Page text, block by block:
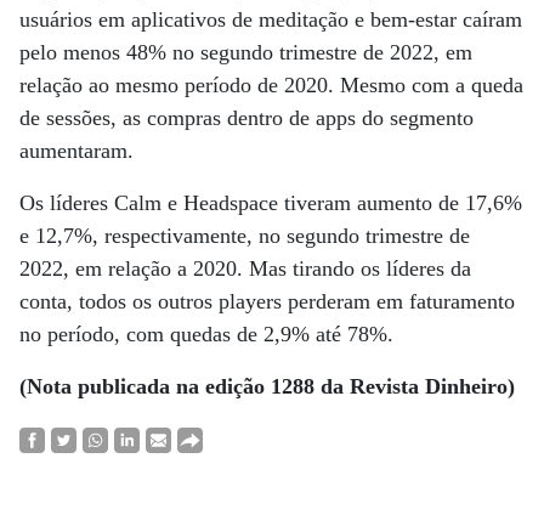
usuários em aplicativos de meditação e bem-estar caíram
pelo menos 48% no segundo trimestre de 2022, em
relação ao mesmo período de 2020. Mesmo com a queda
de sessões, as compras dentro de apps do segmento
aumentaram.
Os líderes Calm e Headspace tiveram aumento de 17,6%
e 12,7%, respectivamente, no segundo trimestre de
2022, em relação a 2020. Mas tirando os líderes da
conta, todos os outros players perderam em faturamento
no período, com quedas de 2,9% até 78%.
(Nota publicada na edição 1288 da Revista Dinheiro)